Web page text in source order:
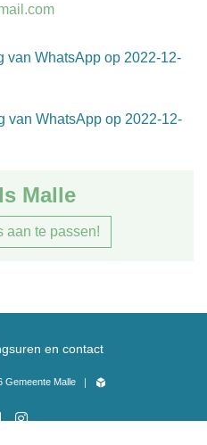
Malle
aan te passen!
en contact
Gemeente Malle
lcp.nv
Instagram